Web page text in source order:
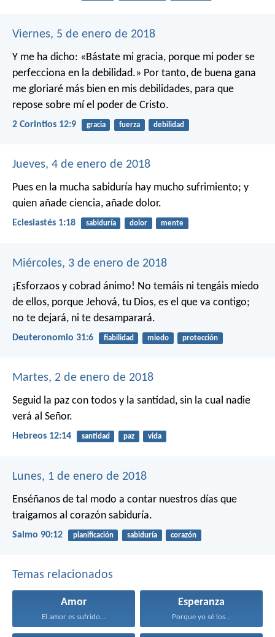
Viernes, 5 de enero de 2018
Y me ha dicho: «Bástate mi gracia, porque mi poder se
perfecciona en la debilidad.» Por tanto, de buena gana
me gloriaré más bien en mis debilidades, para que
repose sobre mí el poder de Cristo.
2 Corintios 12:9 gracia fuerza debilidad
Jueves, 4 de enero de 2018
Pues en la mucha sabiduría hay mucho sufrimiento; y
quien añade ciencia, añade dolor.
Eclesiastés 1:18 sabiduría dolor mente
Miércoles, 3 de enero de 2018
¡Esforzaos y cobrad ánimo! No temáis ni tengáis miedo
de ellos, porque Jehová, tu Dios, es el que va contigo;
no te dejará, ni te desamparará.
Deuteronomio 31:6 fiabilidad miedo protección
Martes, 2 de enero de 2018
Seguid la paz con todos y la santidad, sin la cual nadie
verá al Señor.
Hebreos 12:14 santidad paz vida
Lunes, 1 de enero de 2018
Enséñanos de tal modo a contar nuestros días que
traigamos al corazón sabiduría.
Salmo 90:12 planificación sabiduría corazón
Temas relacionados
Amor
El amor es sufrido...
Esperanza
Porque yo sé los...